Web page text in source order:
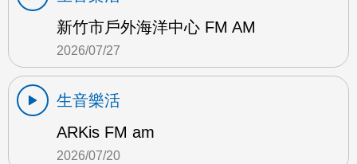
新竹市戶外海洋中心 FM AM
2026/07/27
生音樂活
ARKis FM am
2026/07/20